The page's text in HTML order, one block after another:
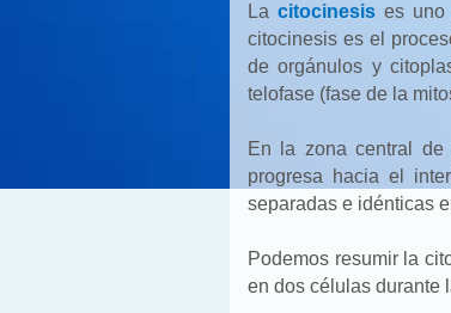
La citocinesises uno
citocinesis es el
de orgánulos y
telofase (fase de la
En la zona central de
progresa hacia el
separadas e idénticas
Podemos resumir la
en dos células durante